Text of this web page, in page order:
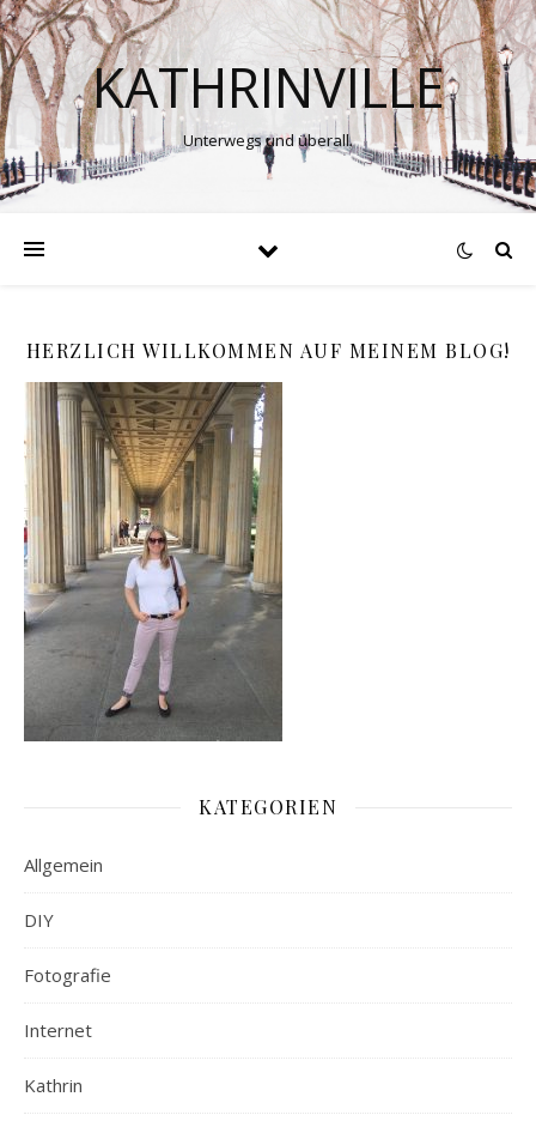
KATHRINVILLE
Unterwegs und überall.
HERZLICH WILLKOMMEN AUF MEINEM BLOG!
KATEGORIEN
Allgemein
DIY
Fotografie
Internet
Kathrin